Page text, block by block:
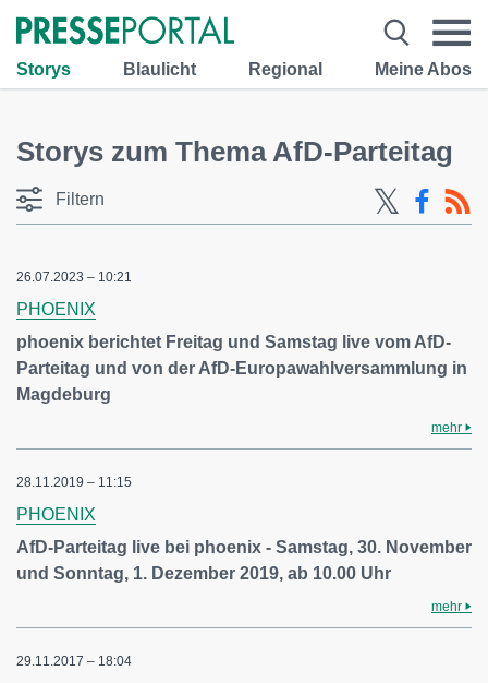
Storys Blaulicht Regional Meine Abos
Storys zum Thema AfD-Parteitag
Filtern
26.07.2023 – 10:21
PHOENIX
phoenix berichtet Freitag und Samstag live vom AfD-
Parteitag und von der AfD-Europawahlversammlung in
Magdeburg
mehr
28.11.2019 – 11:15
PHOENIX
AfD-Parteitag live bei phoenix - Samstag, 30. November
und Sonntag, 1. Dezember 2019, ab 10.00 Uhr
mehr
29.11.2017 – 18:04